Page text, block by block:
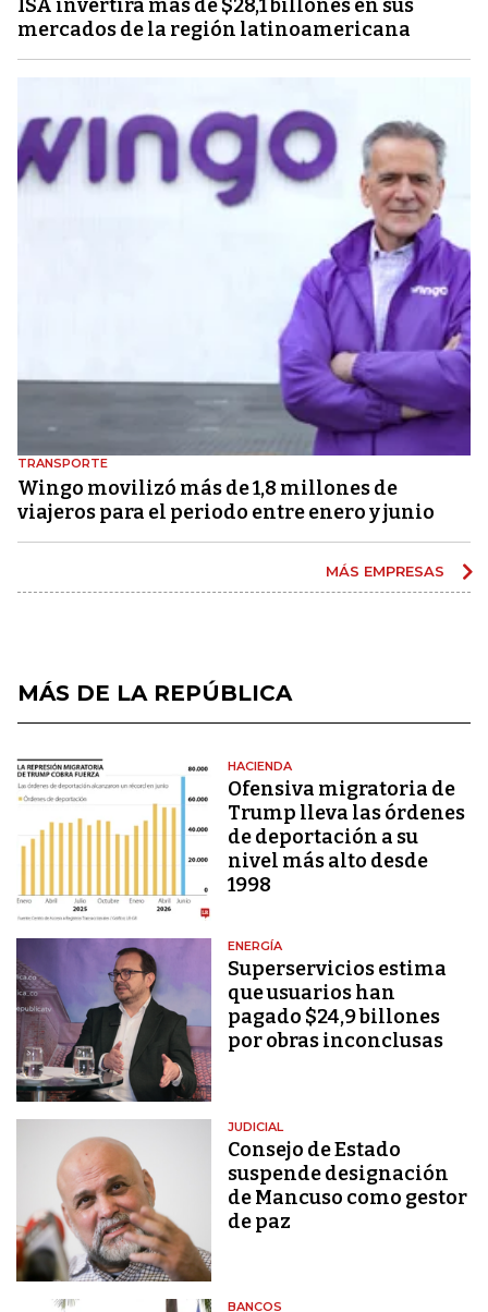
ISA invertirá más de $28,1 billones en sus
mercados de la región latinoamericana
TRANSPORTE
Wingo movilizó más de 1,8 millones de
viajeros para el periodo entre enero y junio
MÁS EMPRESAS
MÁS DE LA REPÚBLICA
HACIENDA
Ofensiva migratoria de
Trump lleva las órdenes
de deportación a su
nivel más alto desde
1998
ENERGÍA
Superservicios estima
que usuarios han
pagado $24,9 billones
por obras inconclusas
JUDICIAL
Consejo de Estado
suspende designación
de Mancuso como gestor
de paz
BANCOS